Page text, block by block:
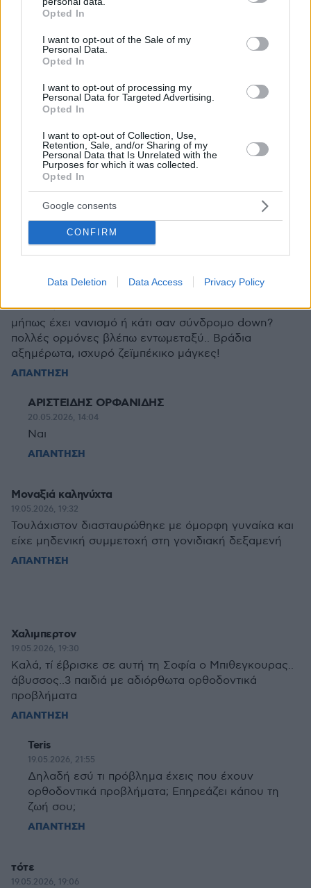
grant or deny consent to Google and its third-party tags to
use your data for below specified purposes in below Google
consent section.
Opted In
I want to opt-out of the Sale of my
Personal Data.
Opted In
I want to opt-out of processing my
Personal Data for Targeted Advertising.
Opted In
I want to opt-out of Collection, Use,
Retention, Sale, and/or Sharing of my
Personal Data that Is Unrelated with the
Purposes for which it was collected.
Opted In
Google consents
CONFIRM
Data Deletion Data Access Privacy Policy
δεκαριά και διαπιστώνει τι εστί άνθρωπος.
ΑΠΑΝΤΗΣΗ
Τι εστί άνθρωπος δηλ.?
Εσένα δεν σου έχει τύχει να αντιπαθήσεις
άνθρωπο, ακόμα κι αν δεν τον έχεις γνωρίσει? Τον
ΑΠΑΝΤΗΣΗ
19.05.2026, 22:42
Καλό παιδί, ταλαντούχο αλλά κάτι μέσα του δεν πάει
όπως πρέπει.
19.05.2026, 22:11
μήπως έχει νανισμό ή κάτι σαν σύνδρομο down?
πολλές ορμόνες βλέπω εντωμεταξύ.. Βράδια
αξημέρωτα, ισχυρό ζεϊμπέκικο μάγκες!
ΑΠΑΝΤΗΣΗ
ΑΡΙΣΤΕΙΔΗΣ ΟΡΦΑΝΙΔΗΣ
20.05.2026, 14:04
Ναι
ΑΠΑΝΤΗΣΗ
Μοναξιά καληνύχτα
19.05.2026, 19:32
Τουλάχιστον διασταυρώθηκε με όμορφη γυναίκα και
είχε μηδενική συμμετοχή στη γονιδιακή δεξαμενή
ΑΠΑΝΤΗΣΗ
Χαλιμπερτον
19.05.2026, 19:30
Καλά, τί έβρισκε σε αυτή τη Σοφία ο Μπιθεγκουρας..
άβυσσος..3 παιδιά με αδιόρθωτα ορθοδοντικά
προβλήματα
ΑΠΑΝΤΗΣΗ
Teris
19.05.2026, 21:55
Δηλαδή εσύ τι πρόβλημα έχεις που έχουν
ορθοδοντικά προβλήματα; Επηρεάζει κάπου τη
ζωή σου;
ΑΠΑΝΤΗΣΗ
τότε
19.05.2026, 19:06